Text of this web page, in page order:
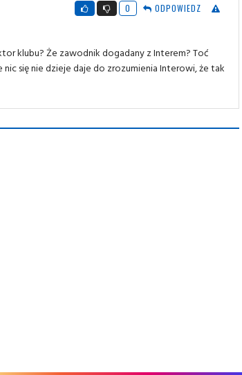
0 ODPOWIEDZ
klubu? Że zawodnik dogadany z Interem? Toć
się nie dzieje daje do zrozumienia Interowi, że tak